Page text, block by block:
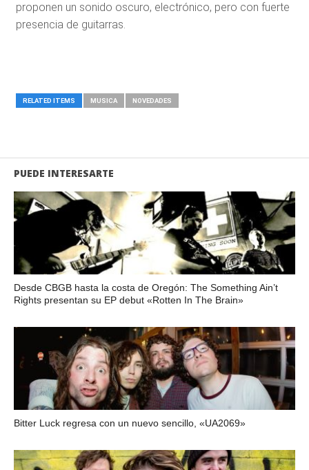
proponen un sonido oscuro, electrónico, pero con fuerte
presencia de guitarras.
RELATED ITEMS MUSICA NOVEDADES
PUEDE INTERESARTE
Desde CBGB hasta la costa de Oregón: The Something Ain’t
Rights presentan su EP debut «Rotten In The Brain»
Bitter Luck regresa con un nuevo sencillo, «UA2069»